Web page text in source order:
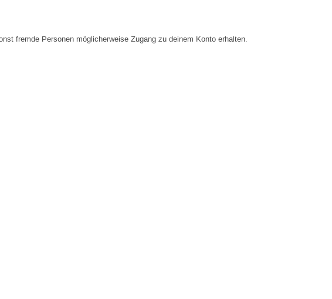
fremde Personen möglicherweise Zugang zu deinem Konto erhalten.